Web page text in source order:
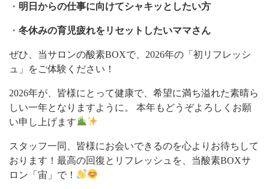
・ 明日からの仕事に向けてシャキッとしたい方
・ 冬休みの育児疲れをリセットしたいママさん
ぜひ、当サロンの酸素BOXで、2026年の「初リフレッシ
ュ」をご体験ください！
2026年が、皆様にとって健康で、希望に満ち溢れた素晴ら
しい一年となりますように。 本年もどうぞよろしくお願
い申し上げます
スタッフ一同、皆様にお会いできるのを心よりお待ちして
おります！最高の回復とリフレッシュを、当酸素BOXサ
ロン「宙」で！